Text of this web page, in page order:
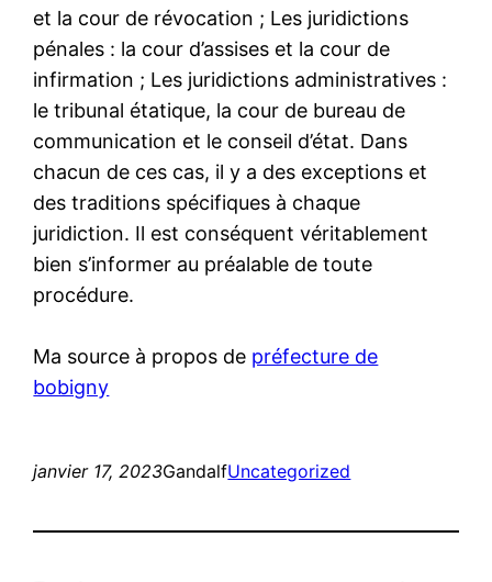
et la cour de révocation ; Les juridictions
pénales : la cour d’assises et la cour de
infirmation ; Les juridictions administratives :
le tribunal étatique, la cour de bureau de
communication et le conseil d’état. Dans
chacun de ces cas, il y a des exceptions et
des traditions spécifiques à chaque
juridiction. Il est conséquent véritablement
bien s’informer au préalable de toute
procédure.
Ma source à propos de préfecture de
bobigny
janvier 17, 2023GandalfUncategorized